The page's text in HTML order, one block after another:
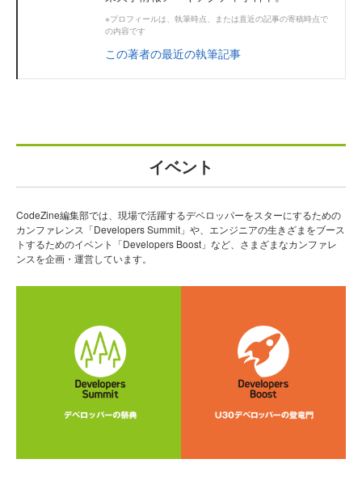
※プロフィールは、執筆時点、または直近の記事の寄稿時点で
の内容です
この著者の最近の執筆記事
イベント
CodeZine編集部では、現場で活躍するデベロッパーをスターにするための
カンファレンス「Developers Summit」や、エンジニアの生きざまをブース
トするためのイベント「Developers Boost」など、さまざまなカンファレ
ンスを企画・運営しています。